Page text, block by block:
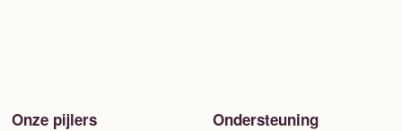
Onze pijlers Ondersteuning